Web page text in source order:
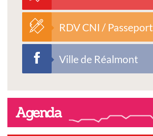
RDV CNI / Passeport
Ville de Réalmont
Agenda